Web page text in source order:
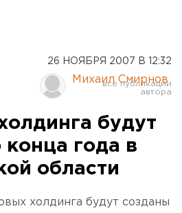
26 НОЯБРЯ 2007 В 12:32
Михаил Смирнов
будут
года в
области
холдинга будут созданы